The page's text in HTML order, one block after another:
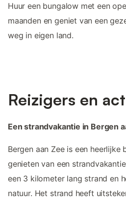
Huur een bungalow met een
maanden en geniet van een
weg in eigen land.
Reizigers en
Een strandvakantie in Bergen
Bergen aan Zee is een heerlijke
genieten van een
een 3 kilometer lang strand en
natuur. Het strand heeft